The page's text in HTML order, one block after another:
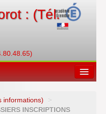
: (Tél.
informations)
>
INSCRIPTIONS